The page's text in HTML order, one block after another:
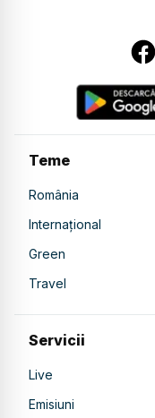
Teme
România
Internațional
Green
Travel
Servicii
Live
Emisiuni